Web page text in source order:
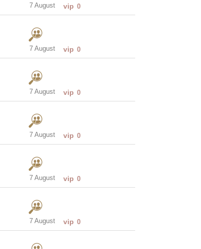
7 August vip 0
7 August vip 0
7 August vip 0
7 August vip 0
7 August vip 0
7 August vip 0